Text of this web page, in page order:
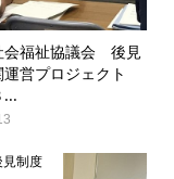
会福祉協議会 後見
運営プロジェクト
...
見制度